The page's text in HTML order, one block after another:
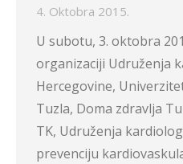
4. Oktobra 2015.
U subotu, 3. oktobra
organizaciji Udruženja
Hercegovine,
Tuzla, Doma zdravlja
TK, Udruženja
prevenciju